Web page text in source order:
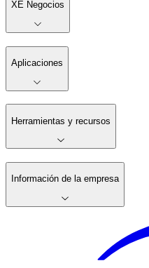
XE Negocios
Aplicaciones
Herramientas y recursos
Información de la empresa